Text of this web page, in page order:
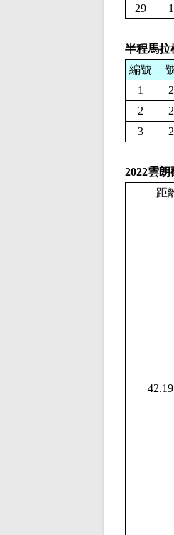
29
半程馬拉
編號
1
2
3
2022雲
距